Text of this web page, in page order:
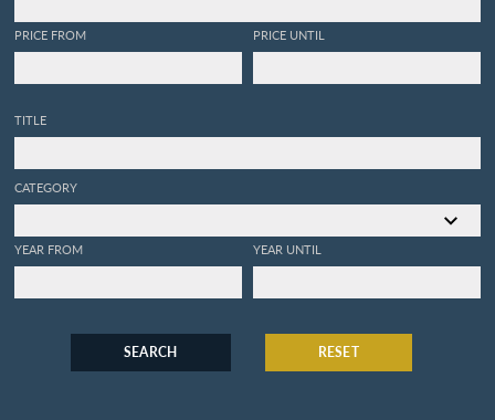
PRICE FROM PRICE UNTIL
TITLE
CATEGORY
YEAR FROM YEAR UNTIL
SEARCH RESET